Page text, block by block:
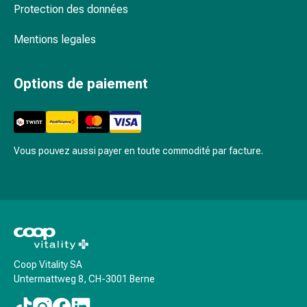
prostate
Prostate
des
reins
et
et
fièvre
Maux
de
tête
Protection des données
Mentions legales
Options de paiement
Vous pouvez aussi payer en toute commodité par facture.
Coop Vitality SA
Untermattweg 8, CH-3001 Berne